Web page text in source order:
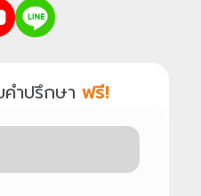
ำปรึกษา ฟรี!